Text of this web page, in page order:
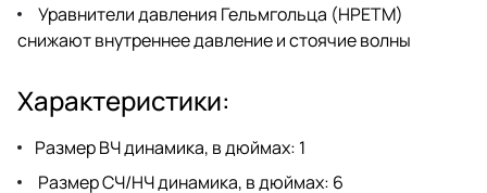
Уравнители давления Гельмгольца (HPETM)
снижают внутреннее давление и стоячие волны
Характеристики:
Размер ВЧ динамика, в дюймах: 1
Размер СЧ/НЧ динамика, в дюймах: 6